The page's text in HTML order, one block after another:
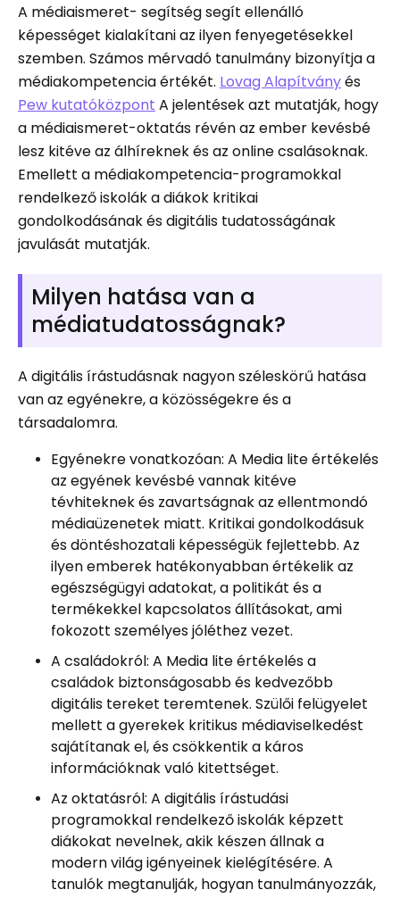
A médiaismeret- segítség segít ellenálló
képességet kialakítani az ilyen fenyegetésekkel
szemben. Számos mérvadó tanulmány bizonyítja a
médiakompetencia értékét. Lovag Alapítványés
Pew kutatóközpont A jelentések azt mutatják, hogy
a médiaismeret-oktatás révén az ember kevésbé
lesz kitéve az álhíreknek és az online csalásoknak.
Emellett a médiakompetencia-programokkal
rendelkező iskolák a diákok kritikai
gondolkodásának és digitális tudatosságának
javulását mutatják.
Milyen hatása van a
médiatudatosságnak?
A digitális írástudásnak nagyon széleskörű hatása
van az egyénekre, a közösségekre és a
társadalomra.
Egyénekre vonatkozóan: A Media lite értékelés
az egyének kevésbé vannak kitéve
tévhiteknek és zavartságnak az ellentmondó
médiaüzenetek miatt. Kritikai gondolkodásuk
és döntéshozatali képességük fejlettebb. Az
ilyen emberek hatékonyabban értékelik az
egészségügyi adatokat, a politikát és a
termékekkel kapcsolatos állításokat, ami
fokozott személyes jóléthez vezet.
A családokról: A Media lite értékelés a
családok biztonságosabb és kedvezőbb
digitális tereket teremtenek. Szülői felügyelet
mellett a gyerekek kritikus médiaviselkedést
sajátítanak el, és csökkentik a káros
információknak való kitettséget.
Az oktatásról: A digitális írástudási
programokkal rendelkező iskolák képzett
diákokat nevelnek, akik készen állnak a
modern világ igényeinek kielégítésére. A
tanulók megtanulják, hogyan tanulmányozzák,